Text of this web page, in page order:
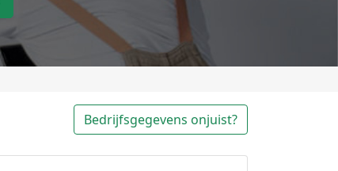
Bedrijfsgegevens onjuist?